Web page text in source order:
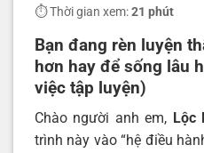
⏱️ Thời gian xem:21 phút
Bạn đang rèn luyện
hơn hay để sống lâu
việc tập luyện)
Chào người anh em, Lộc
trình này vào “hệ điều